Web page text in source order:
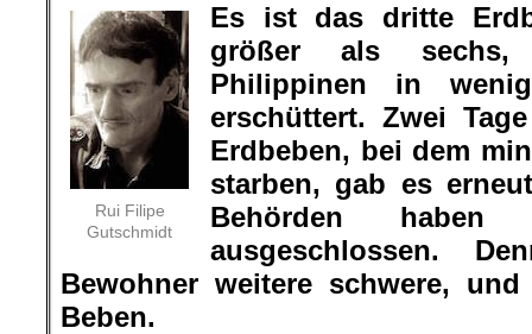
Rui Filipe
Gutschmidt
Es ist das dritte
größer als
Philippinen in
erschüttert. Zwei
Erdbeben, bei dem
starben, gab es
Behörden haben
ausgeschlossen.
Bewohner weitere schwere,
Beben.